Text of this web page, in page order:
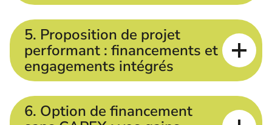
5. Proposition de projet
performant : financements et
engagements intégrés
6. Option de financement